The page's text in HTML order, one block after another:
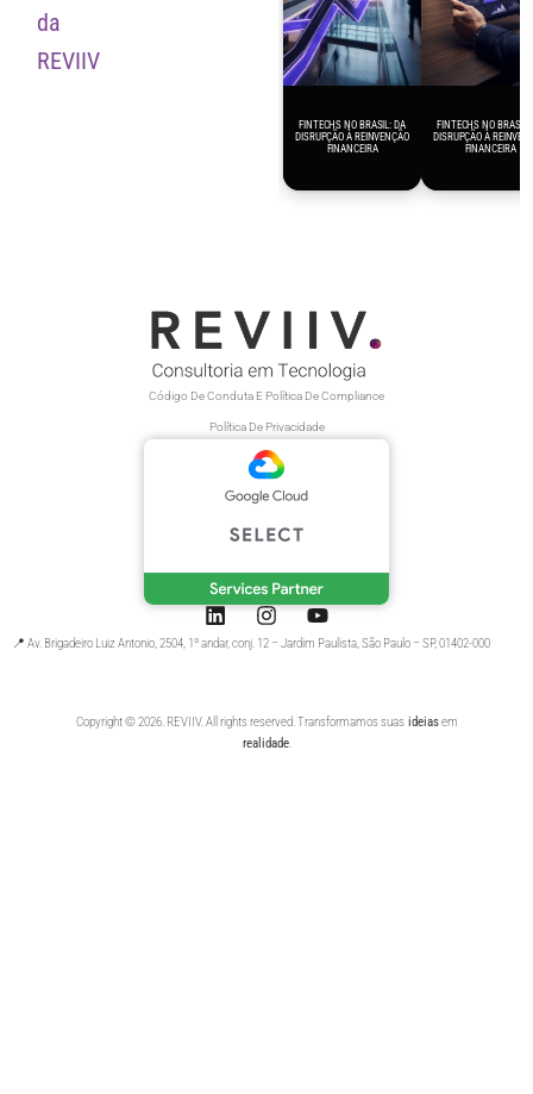
da
REVIIV
FINTECHS NO BRASIL: DA
DISRUPÇÃO À REINVENÇÃO
FINANCEIRA
FINTECHS NO BRASIL:
DISRUPÇÃO À
FINANCEIRA
Código De Conduta E Política De Compliance
Política De Privacidade
📍 Av. Brigadeiro Luiz Antonio, 2504, 1º andar, conj. 12 – Jardim Paulista, São Paulo – SP, 01402-000
Copyright © 2026. REVIIV. All rights reserved. Transformamos suasideiasem
realidade.